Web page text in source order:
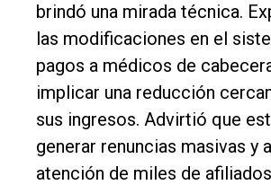
brindó una mirada técnica.
las modificaciones en el
pagos a médicos de
implicar una reducción
sus ingresos. Advirtió que
generar renuncias masivas y
atención de miles de